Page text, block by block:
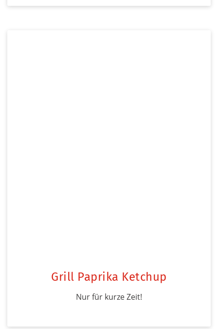
Grill Paprika Ketchup
Nur für kurze Zeit!